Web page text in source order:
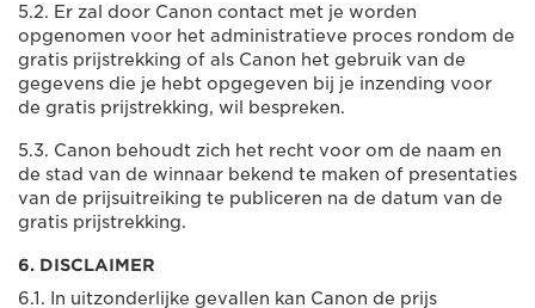
5.2. Er zal door Canon contact met je worden
opgenomen voor het administratieve proces rondom de
gratis prijstrekking of als Canon het gebruik van de
gegevens die je hebt opgegeven bij je inzending voor
de gratis prijstrekking, wil bespreken.
5.3. Canon behoudt zich het recht voor om de naam en
de stad van de winnaar bekend te maken of presentaties
van de prijsuitreiking te publiceren na de datum van de
gratis prijstrekking.
6. DISCLAIMER
6.1. In uitzonderlijke gevallen kan Canon de prijs